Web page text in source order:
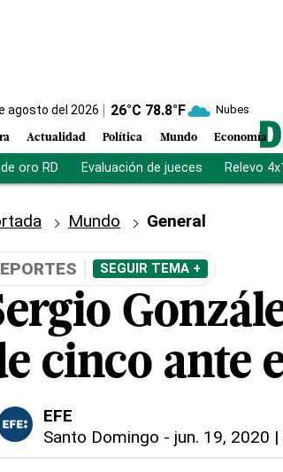
agosto del 2026 26°C 78.8°F Nubes
Actualidad Política Mundo Economía
oro RD Evaluación de jueces Relevo
Mundo General
SEGUIR TEMA +
cinco ante
EFE
Santo Domingo - jun. 19, 2020